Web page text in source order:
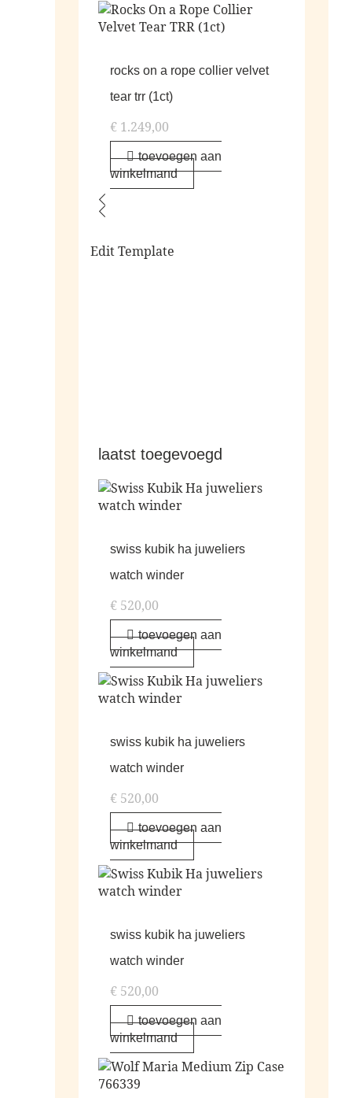
rocks on a rope collier velvet
tear trr (1ct)
€ 1.249,00
toevoegen aan
winkelmand
Edit Template
laatst toegevoegd
swiss kubik ha juweliers
watch winder
€ 520,00
toevoegen aan
winkelmand
swiss kubik ha juweliers
watch winder
€ 520,00
toevoegen aan
winkelmand
swiss kubik ha juweliers
watch winder
€ 520,00
toevoegen aan
winkelmand